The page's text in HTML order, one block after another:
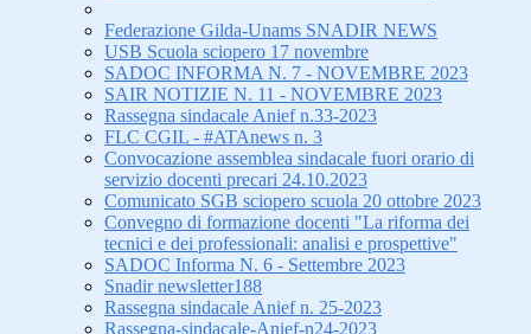
Federazione Gilda-Unams SNADIR NEWS
USB Scuola sciopero 17 novembre
SADOC INFORMA N. 7 - NOVEMBRE 2023
SAIR NOTIZIE N. 11 - NOVEMBRE 2023
Rassegna sindacale Anief n.33-2023
FLC CGIL - #ATAnews n. 3
Convocazione assemblea sindacale fuori orario di
servizio docenti precari 24.10.2023
Comunicato SGB sciopero scuola 20 ottobre 2023
Convegno di formazione docenti "La riforma dei
tecnici e dei professionali: analisi e prospettive"
SADOC Informa N. 6 - Settembre 2023
Snadir newsletter188
Rassegna sindacale Anief n. 25-2023
Rassegna-sindacale-Anief-n24-2023